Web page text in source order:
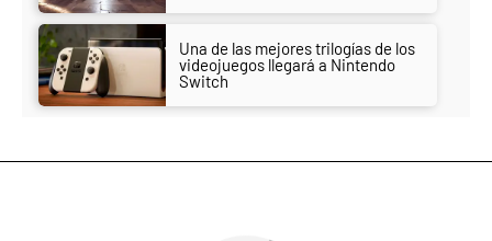
Una de las mejores trilogías de los
videojuegos llegará a Nintendo
Switch